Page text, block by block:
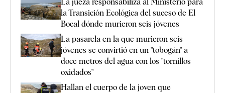
La jueza responsabiliza al Ministerio para
la Transición Ecológica del suceso de El
Bocal dónde murieron seis jóvenes
La pasarela en la que murieron seis
jóvenes se convirtió en un "tobogán" a
doce metros del agua con los "tornillos
oxidados"
Hallan el cuerpo de la joven que